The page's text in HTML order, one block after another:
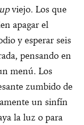
viejo. Los que
apagar el
y esperar seis
pensando en
menú. Los
zumbido de
un sinfín
la luz o para